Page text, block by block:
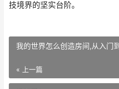
技境界的坚实台阶。
我的世界怎么创造房间,从入门
« 上一篇